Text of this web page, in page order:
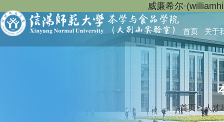
威廉希尔
首页 关于
首页>人才